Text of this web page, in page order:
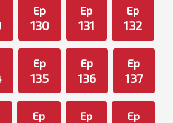
Ep
130
Ep
131
Ep
132
Ep
135
Ep
136
Ep
137
Ep Ep Ep